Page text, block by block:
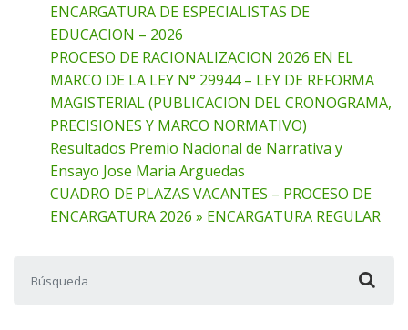
ENCARGATURA DE ESPECIALISTAS DE
EDUCACION – 2026
PROCESO DE RACIONALIZACION 2026 EN EL
MARCO DE LA LEY N° 29944 – LEY DE REFORMA
MAGISTERIAL (PUBLICACION DEL CRONOGRAMA,
PRECISIONES Y MARCO NORMATIVO)
Resultados Premio Nacional de Narrativa y
Ensayo Jose Maria Arguedas
CUADRO DE PLAZAS VACANTES – PROCESO DE
ENCARGATURA 2026 » ENCARGATURA REGULAR